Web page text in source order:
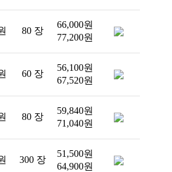
80 장
66,000원
77,200원
60 장
56,100원
67,520원
80 장
59,840원
71,040원
300 장
51,500원
64,900원